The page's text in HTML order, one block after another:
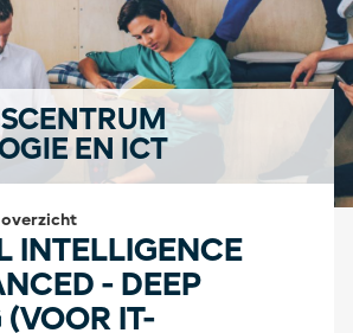
EN ICT
overzicht
INTELLIGENCE
- DEEP
(VOOR IT-